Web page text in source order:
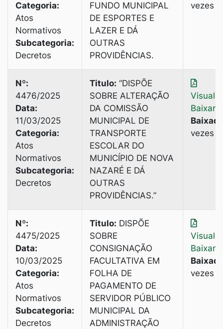
Categoria:
Atos
Normativos
Subcategoria:
Decretos
FUNDO MUNICIPAL
DE ESPORTES E
LAZER E DÁ
OUTRAS
PROVIDÊNCIAS.
vezes
Nº:
4476/2025
Data:
11/03/2025
Categoria:
Atos
Normativos
Subcategoria:
Decretos
Titulo: “DISPÕE
SOBRE ALTERAÇÃO
DA COMISSÃO
MUNICIPAL DE
TRANSPORTE
ESCOLAR DO
MUNICÍPIO DE NOVA
NAZARÉ E DÁ
OUTRAS
PROVIDÊNCIAS.”
Baixar
vezes
Nº:
4475/2025
Data:
10/03/2025
Categoria:
Atos
Normativos
Subcategoria:
Decretos
Titulo: DISPÕE
SOBRE
CONSIGNAÇÃO
FACULTATIVA EM
FOLHA DE
PAGAMENTO DE
SERVIDOR PÚBLICO
MUNICIPAL DA
ADMINISTRAÇÃO
Baixar
vezes